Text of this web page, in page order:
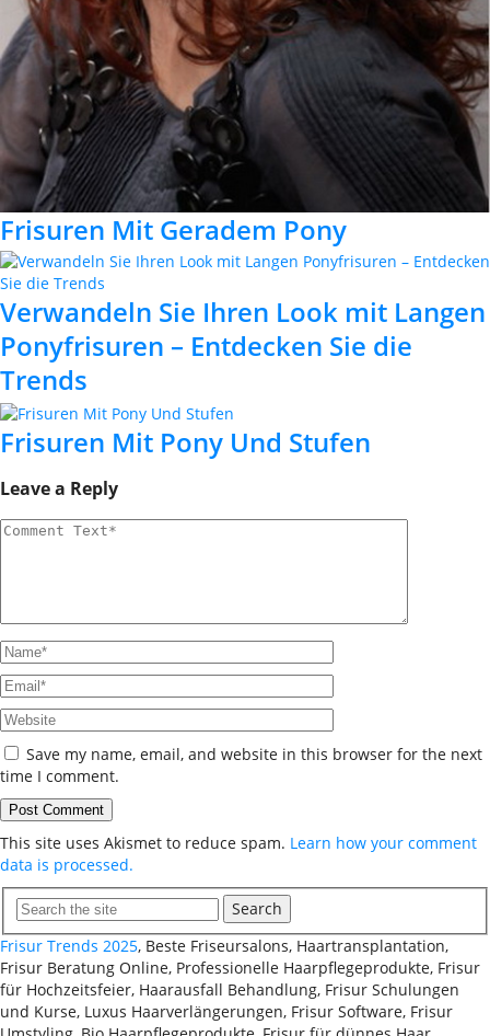
Frisuren Mit Geradem Pony
Verwandeln Sie Ihren Look mit Langen
Ponyfrisuren – Entdecken Sie die
Trends
Frisuren Mit Pony Und Stufen
Leave a Reply
Save my name, email, and website in this browser for the next
time I comment.
This site uses Akismet to reduce spam. Learn how your comment
data is processed.
Search
Frisur Trends 2025, Beste Friseursalons, Haartransplantation,
Frisur Beratung Online, Professionelle Haarpflegeprodukte, Frisur
für Hochzeitsfeier, Haarausfall Behandlung, Frisur Schulungen
und Kurse, Luxus Haarverlängerungen, Frisur Software, Frisur